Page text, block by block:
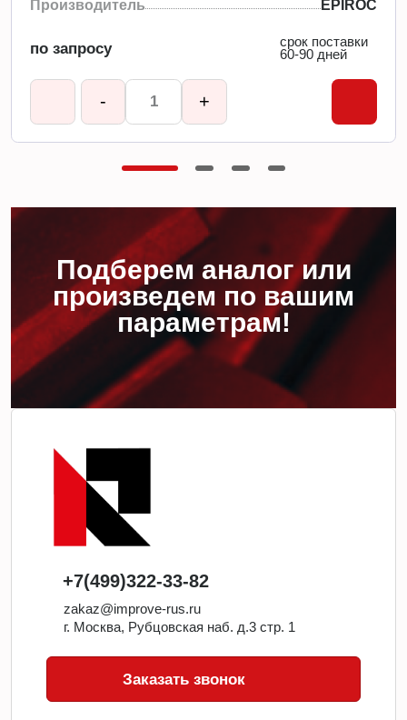
Производитель EPIROC
по запросу
срок поставки
60-90 дней
- +
Подберем аналог или
произведем по вашим
параметрам!
+7(499)322-33-82
zakaz@improve-rus.ru
г. Москва, Рубцовская наб. д.3 стр. 1
Заказать звонок